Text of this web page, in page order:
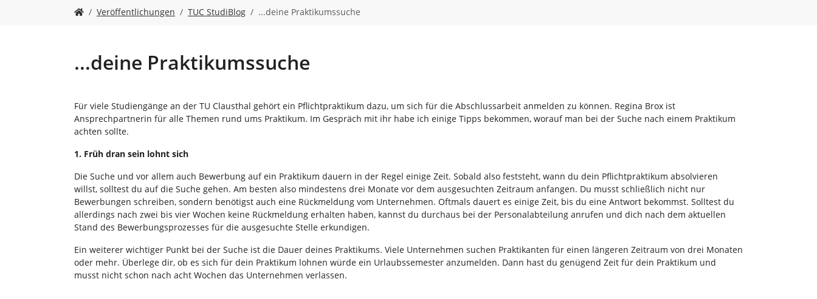
i
n
i
e
r
Veröffentlichungen TUC StudiBlog ...deine Praktikumssuche
...deine Praktikumssuche
Für viele Studiengänge an der TU Clausthal gehört ein Pflichtpraktikum dazu, um sich für die Abschlussarbeit anmelden zu können. Regina Brox ist
Ansprechpartnerin für alle Themen rund ums Praktikum. Im Gespräch mit ihr habe ich einige Tipps bekommen, worauf man bei der Suche nach einem Praktikum
achten sollte.
1. Früh dran sein lohnt sich
Die Suche und vor allem auch Bewerbung auf ein Praktikum dauern in der Regel einige Zeit. Sobald also feststeht, wann du dein Pflichtpraktikum absolvieren
willst, solltest du auf die Suche gehen. Am besten also mindestens drei Monate vor dem ausgesuchten Zeitraum anfangen. Du musst schließlich nicht nur
Bewerbungen schreiben, sondern benötigst auch eine Rückmeldung vom Unternehmen. Oftmals dauert es einige Zeit, bis du eine Antwort bekommst. Solltest du
allerdings nach zwei bis vier Wochen keine Rückmeldung erhalten haben, kannst du durchaus bei der Personalabteilung anrufen und dich nach dem aktuellen
Stand des Bewerbungsprozesses für die ausgesuchte Stelle erkundigen.
Ein weiterer wichtiger Punkt bei der Suche ist die Dauer deines Praktikums. Viele Unternehmen suchen Praktikanten für einen längeren Zeitraum von drei Monaten
oder mehr. Überlege dir, ob es sich für dein Praktikum lohnen würde ein Urlaubssemester anzumelden. Dann hast du genügend Zeit für dein Praktikum und
musst nicht schon nach acht Wochen das Unternehmen verlassen.